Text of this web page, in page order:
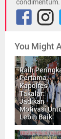
condimentum.
You Might
Raih
Pertama,
Kapolres
Takalar:
Jadikan
Motivasi
Lebih Baik